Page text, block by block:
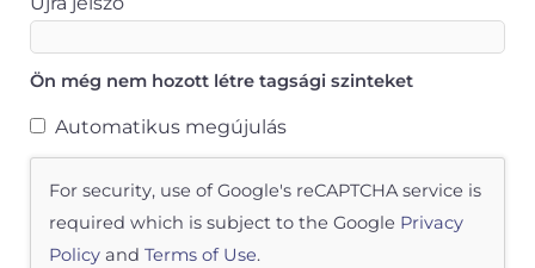
Ön még nem hozott létre tagsági szinteket
Automatikus megújulás
For security, use of Google's reCAPTCHA service is
required which is subject to the Google Privacy
Policyand Terms of Use.